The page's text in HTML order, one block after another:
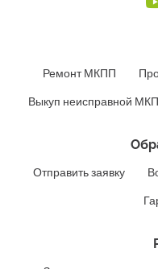
Ремонт МКПП
Выкуп неисправной
Отправить заявку